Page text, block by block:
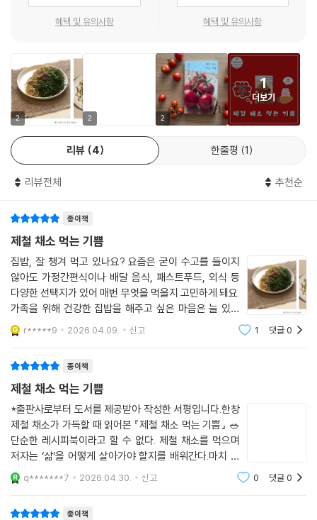
빛나는 때를 우리에게 새삼 일깨우는 것이다.
이 책은 채소의 잠재력부터 활용법, 그리고 ‘채소 집밥’을 지속하기 위해 알
아두면 좋은 실용적인 팁까지 총 3부에 걸쳐 소개한다. 작가가 들려주는
채소 이야기를 따라가다 보면, 어느새 “오늘은 이걸 해 먹어볼까?” 하는
가벼운 의욕을 품게 된다.
사계절 24절기 놓치기 쉬운 제철 식재료 소개부터
평범한 요리에 포인트를 주는 정고메만의 킥까지
· Part 1. [가장 보통의 채소, 가장 특별한 잠재력]
삭하고 알싸하게 즐기는 법, ‘깻잎 냉파스타’를 비롯해 깻잎으로 만들 수 있
는 여러 요리, 무를 푹 익혀 깊은 맛을 끌어낸 ‘무 우동’ 등 제철의 순간을 가
장 맛있게 붙잡는 레시피가 이어진다. 책 속 맛깔난 설명을 따라가다 보면
익숙한 맛이 머리를 스치고 풍성한 한 그릇이 자연스레 떠오른다. 게다가
각 채소에 담겨 있는 특징적인 영양 성분을 함께 소개해 읽는 재미와 실용
성을 더했다.
· Part 2. [아는 만큼 맛있는 채소의 매력]
보인다. 생으로만 먹던 토마토를 어떻게 맛있게 요리해 먹을 수 있는지 고
민하고, 익숙한 레시피에서 한 걸음 더 나아간 조합을 찾아서 새로운 레시
피를 도전하는 저자의 탐구심이 이어진다. 곁들임 채소로 여겨지던 새송이
버섯이 의외로 폭넓게 활용될 수 있다는 사실도 새롭게 다가온다. 이에 더
해 살아가며 놓치기 쉬운 영양소를 채소 섭취를 통해 보완하는 법과 양이
많아 남기기 쉬운 채소를 오래 보관하는 법까지 실생활에 맞춰 자세히 안
내한다.
· Part 3. [집밥, 나를 돌보는 가장 확실한 기술]
혜택 및 유의사항 혜택 및 유의사항
2 2 2
1
더보기
리뷰 4 한줄평 1
리뷰전체 추천순
종이책
제철 채소 먹는 기쁨
집밥, 잘 챙겨 먹고 있나요? 요즘은 굳이 수고를 들이지
않아도 가정간편식이나 배달 음식, 패스트푸드, 외식 등
다양한 선택지가 있어 매번 무엇을 먹을지 고민하게 돼요.
가족을 위해 건강한 집밥을 해주고 싶은 마음은 늘 있지
만, 여러 가지 핑계를 대며 미루고 있는 제 모습을 발견하
곤 해요. 한때는 여러 음식을 직접 만들며 즐거움을 느끼
r*****9 2026.04.09. 신고 1 댓글0
종이책
제철 채소 먹는 기쁨
*출판사로부터 도서를 제공받아 작성한 서평입니다.한창
제철 채소가 가득할 때 읽어본 『제철 채소 먹는 기쁨』 🥗
단순한 레시피북이라고 할 수 없다. 제철 채소를 먹으며
저자는 ‘삶‘을 어떻게 살아가야 할지를 배워간다.마치 영
화 ＜리틀 포레스트＞를 텍스트로 읽어나가는 기분, 귓가
에 내레이션이 들리는 경험을 했다.익숙함에 속아 소중함
q*******7 2026.04.30. 신고 0 댓글0
종이책